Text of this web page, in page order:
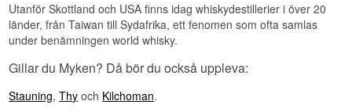
Utanför Skottland och USA finns idag whiskydestillerier i över 20
länder, från Taiwan till Sydafrika, ett fenomen som ofta samlas
under benämningen world whisky.
Gillar du Myken? Då bör du också uppleva:
Stauning,Thy och Kilchoman.